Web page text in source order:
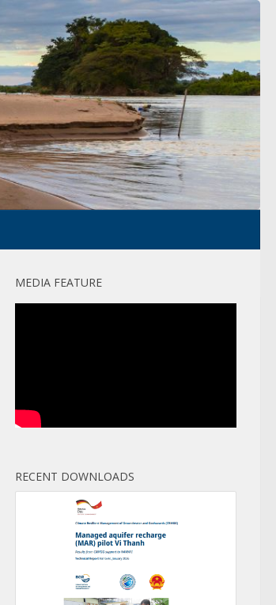
MEDIA FEATURE
RECENT DOWNLOADS